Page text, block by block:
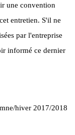
une convention
entretien. S'il ne
par l'entreprise
informé ce dernier
hiver 2017/2018